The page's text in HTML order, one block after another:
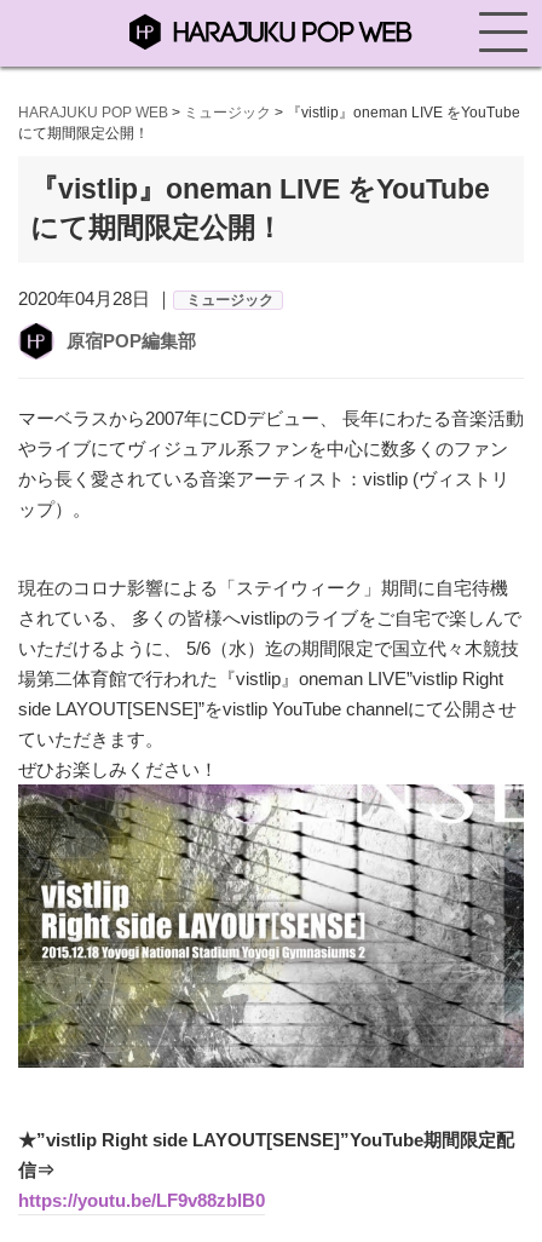
HARAJUKU POP WEB > ミュージック >
『vistlip』oneman LIVE をYouTube
にて期間限定公開！
『vistlip』oneman LIVE をYouTube
にて期間限定公開！
2020年04月28日 ｜ ミュージック
原宿POP編集部
マーベラスから2007年にCDデビュー、 長年にわたる音楽活動
やライブにてヴィジュアル系ファンを中心に数多くのファン
から長く愛されている音楽アーティスト：vistlip (ヴィストリ
ップ）。
現在のコロナ影響による「ステイウィーク」期間に自宅待機
されている、 多くの皆様へvistlipのライブをご自宅で楽しんで
いただけるように、 5/6（水）迄の期間限定で国立代々木競技
場第二体育館で行われた『vistlip』oneman LIVE”vistlip Right
side LAYOUT[SENSE]”をvistlip YouTube channelにて公開させ
ていただきます。
ぜひお楽しみください！
★”vistlip Right side LAYOUT[SENSE]”YouTube期間限定配
信⇒
https://youtu.be/LF9v88zblB0